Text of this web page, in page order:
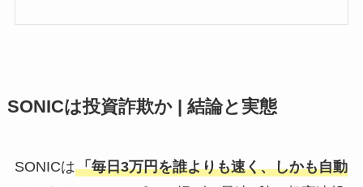
SONICは投資詐欺か | 結論と実態
SONICは「毎日3万円を誰よりも速く、しかも自動